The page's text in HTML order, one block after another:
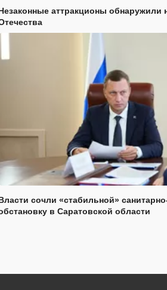
аттракционы обнаружили
сочли «стабильной»
в Саратовской области